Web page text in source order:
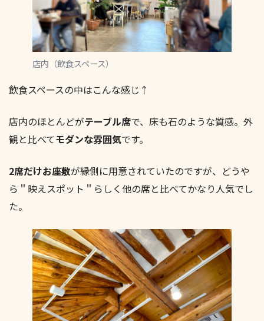
店内（飲食スペース）
飲食スペースの中はこんな感じ↑
店内のほとんどがテーブル席で、床も石のような質感。外
観と比べてモダンな雰囲気です。
2席だけお座敷が縁側に用意されていたのですが、どうや
ら＂映えスポット＂らしく他の席と比べてかなり人気でし
た。